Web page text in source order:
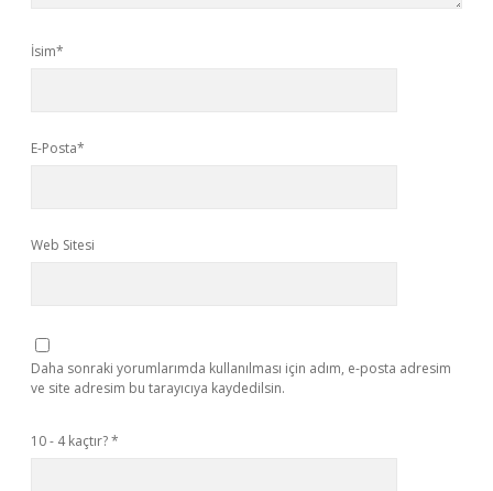
İsim*
E-Posta*
Web Sitesi
Daha sonraki yorumlarımda kullanılması için adım, e-posta adresim
ve site adresim bu tarayıcıya kaydedilsin.
10 - 4 kaçtır?*